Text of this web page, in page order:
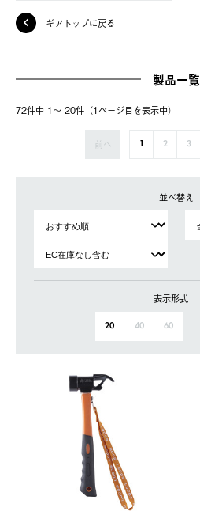
ギアトップに戻る
製品一覧
72件中 1〜 20件（1ページ⽬を表⽰中）
前へ 1 2 3
並べ替え
表示形式
20 40 60